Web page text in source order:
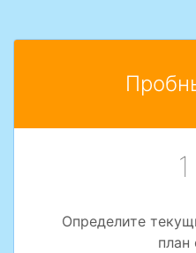
Определите
план